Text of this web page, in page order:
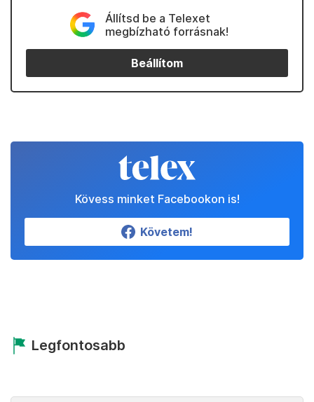
Állítsd be a Telexet
megbízható forrásnak!
Beállítom
Kövess minket Facebookon is!
Követem!
Legfontosabb